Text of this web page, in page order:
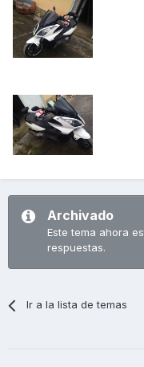
Archivado
Este tema ahora
respuestas.
Ir a la lista de temas